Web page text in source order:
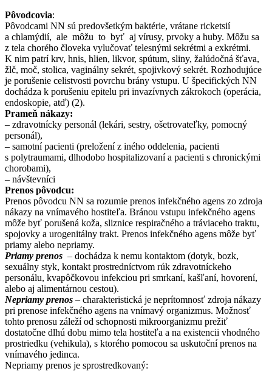
Pôvodcovia:
Pôvodcami NN sú predovšetkým baktérie, vrátane ricketsií
a chlamýdií, ale môžu to byť aj vírusy, prvoky a huby. Môžu sa
z tela chorého človeka vylučovať telesnými sekrétmi a exkrétmi.
K nim patrí krv, hnis, hlien, likvor, spútum, sliny, žalúdočná šťava,
žlč, moč, stolica, vaginálny sekrét, spojivkový sekrét. Rozhodujúce
je porušenie celistvosti povrchu brány vstupu. U špecifických NN
dochádza k porušeniu epitelu pri invazívnych zákrokoch (operácia,
endoskopie, atď) (2).
Prameň nákazy:
– zdravotnícky personál (lekári, sestry, ošetrovateľky, pomocný
personál),
– samotní pacienti (preložení z iného oddelenia, pacienti
s polytraumami, dlhodobo hospitalizovaní a pacienti s chronickými
chorobami),
– návštevníci
Prenos pôvodcu:
Prenos pôvodcu NN sa rozumie prenos infekčného agens zo zdroja
nákazy na vnímavého hostiteľa. Bránou vstupu infekčného agens
môže byť porušená koža, sliznice respiračného a tráviaceho traktu,
spojovky a urogenitálny trakt. Prenos infekčného agens môže byť
priamy alebo nepriamy.
Priamy prenos – dochádza k nemu kontaktom (dotyk, bozk,
sexuálny styk, kontakt prostredníctvom rúk zdravotníckeho
personálu, kvapôčkovou infekciou pri smrkaní, kašľaní, hovorení,
alebo aj alimentárnou cestou).
Nepriamy prenos – charakteristická je neprítomnosť zdroja nákazy
pri prenose infekčného agens na vnímavý organizmus. Možnosť
tohto prenosu záleží od schopnosti mikroorganizmu prežiť
dostatočne dlhú dobu mimo tela hostiteľa a na existencii vhodného
prostriedku (vehikula), s ktorého pomocou sa uskutoční prenos na
vnímavého jedinca.
Nepriamy prenos je sprostredkovaný: